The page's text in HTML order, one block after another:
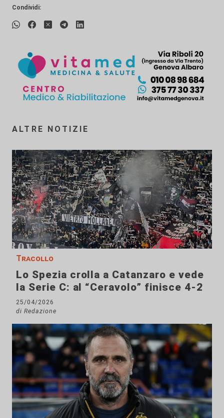
Condividi:
ALTRE NOTIZIE
Tracollo
Lo Spezia crolla a Catanzaro e vede
la Serie C: al “Ceravolo” finisce 4-2
25/04/2026
di Redazione